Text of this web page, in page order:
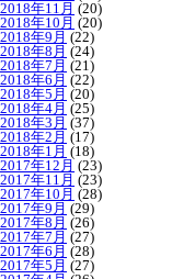
2018年11月 (20)
2018年10月 (20)
2018年9月 (22)
2018年8月 (24)
2018年7月 (21)
2018年6月 (22)
2018年5月 (20)
2018年4月 (25)
2018年3月 (37)
2018年2月 (17)
2018年1月 (18)
2017年12月 (23)
2017年11月 (23)
2017年10月 (28)
2017年9月 (29)
2017年8月 (26)
2017年7月 (27)
2017年6月 (28)
2017年5月 (27)